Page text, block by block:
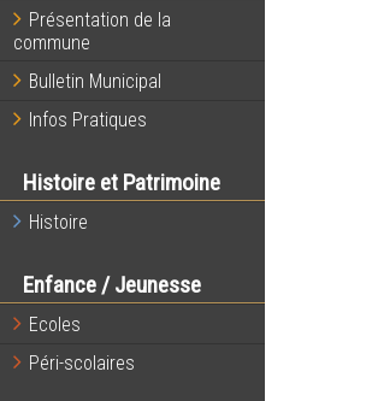
Présentation de la
commune
Bulletin Municipal
Infos Pratiques
Histoire et Patrimoine
Histoire
Enfance / Jeunesse
Ecoles
Péri-scolaires